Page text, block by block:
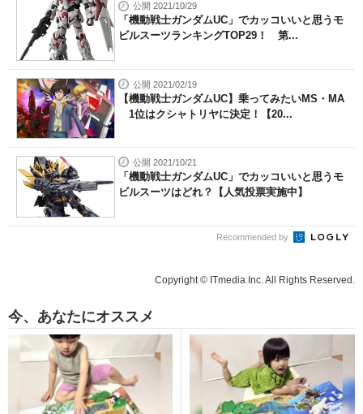
公開 2021/10/29
「機動戦士ガンダムUC」でカッコいいと思うモ
ビルスーツランキングTOP29！ 第...
公開 2021/02/19
【機動戦士ガンダムUC】乗ってみたいMS・MA
1位はクシャトリヤに決定！【20...
公開 2021/10/21
「機動戦士ガンダムUC」でカッコいいと思うモ
ビルスーツはどれ？【人気投票実施中】
Recommended by
Copyright © ITmedia Inc. All Rights Reserved.
今、あなたにオススメ